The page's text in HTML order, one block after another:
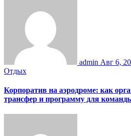
admin Авг 6,
Отдых
Корпоратив на аэродроме: как
трансфер и программу для